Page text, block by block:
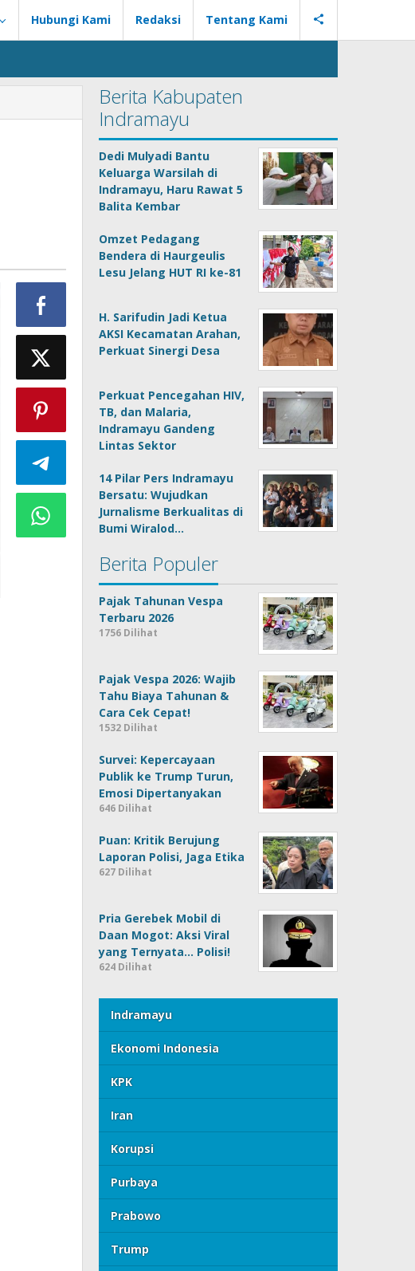
Hubungi Kami Redaksi Tentang Kami
Berita Kabupaten
Indramayu
Dedi Mulyadi Bantu
Keluarga Warsilah di
Indramayu, Haru Rawat 5
Balita Kembar
Omzet Pedagang
Bendera di Haurgeulis
Lesu Jelang HUT RI ke-81
H. Sarifudin Jadi Ketua
AKSI Kecamatan Arahan,
Perkuat Sinergi Desa
Perkuat Pencegahan HIV,
TB, dan Malaria,
Indramayu Gandeng
Lintas Sektor
14 Pilar Pers Indramayu
Bersatu: Wujudkan
Jurnalisme Berkualitas di
Bumi Wiralod…
Berita Populer
Pajak Tahunan Vespa
Terbaru 2026
1756 Dilihat
Pajak Vespa 2026: Wajib
Tahu Biaya Tahunan &
Cara Cek Cepat!
1532 Dilihat
Survei: Kepercayaan
Publik ke Trump Turun,
Emosi Dipertanyakan
646 Dilihat
Puan: Kritik Berujung
Laporan Polisi, Jaga Etika
627 Dilihat
Pria Gerebek Mobil di
Daan Mogot: Aksi Viral
yang Ternyata… Polisi!
624 Dilihat
Indramayu
Ekonomi Indonesia
KPK
Iran
Korupsi
Purbaya
Prabowo
Trump